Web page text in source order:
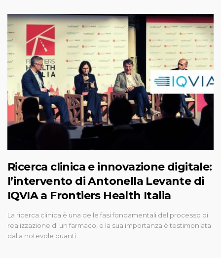
Ricerca clinica e innovazione digitale:
l’intervento di Antonella Levante di
IQVIA a Frontiers Health Italia
La ricerca clinica è una delle fasi fondamentali del processo di
realizzazione di un farmaco, e la sua importanza è testimoniata
dalla notevole quanti…